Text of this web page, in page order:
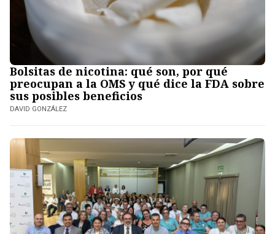
Bolsitas de nicotina: qué son, por qué
preocupan a la OMS y qué dice la FDA sobre
sus posibles beneficios
DAVID GONZÁLEZ